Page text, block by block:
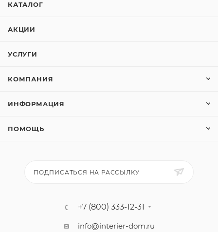
КАТАЛОГ
АКЦИИ
УСЛУГИ
КОМПАНИЯ
ИНФОРМАЦИЯ
ПОМОЩЬ
ПОДПИСАТЬСЯ НА РАССЫЛКУ
+7 (800) 333-12-31
info@interier-dom.ru